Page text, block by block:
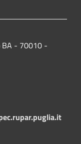
BA - 70010 -